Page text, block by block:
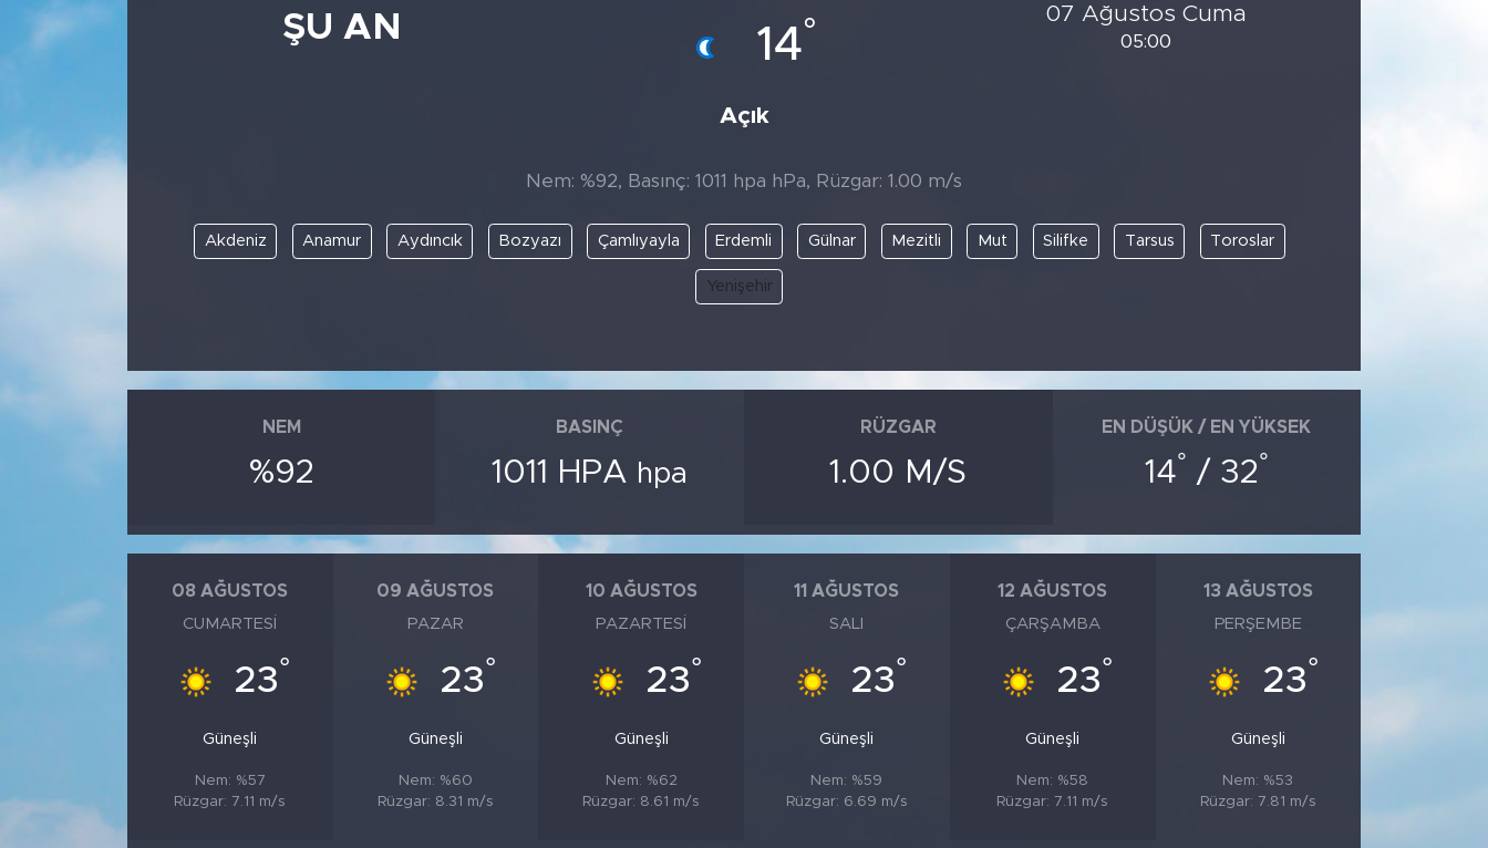
ŞU AN 14°
Açık
07 Ağustos Cuma
05:00
Nem: %92, Basınç: 1011 hpa hPa, Rüzgar: 1.00 m/s
Akdeniz Anamur Aydıncık Bozyazı Çamlıyayla Erdemli Gülnar Mezitli Mut Silifke Tarsus Toroslar
Yenişehir
NEM
%92
BASINÇ
1011 HPA hpa
RÜZGAR
1.00 M/S
EN DÜŞÜK / EN YÜKSEK
14° / 32°
08 AĞUSTOS
CUMARTESI
23°
Güneşli
Nem: %57
Rüzgar: 7.11 m/s
09 AĞUSTOS
PAZAR
23°
Güneşli
Nem: %60
Rüzgar: 8.31 m/s
10 AĞUSTOS
PAZARTESI
23°
Güneşli
Nem: %62
Rüzgar: 8.61 m/s
11 AĞUSTOS
SALI
23°
Güneşli
Nem: %59
Rüzgar: 6.69 m/s
12 AĞUSTOS
ÇARŞAMBA
23°
Güneşli
Nem: %58
Rüzgar: 7.11 m/s
13 AĞUSTOS
PERŞEMBE
23°
Güneşli
Nem: %53
Rüzgar: 7.81 m/s